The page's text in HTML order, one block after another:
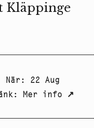
Kläppinge
När: 22 Aug
: Mer info↗